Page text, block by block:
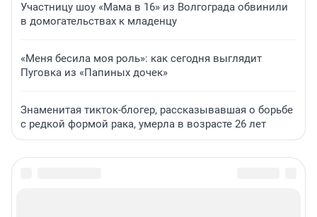
Участницу шоу «Мама в 16» из Волгограда обвинили
в домогательствах к младенцу
«Меня бесила моя роль»: как сегодня выглядит
Пуговка из «Папиных дочек»
Знаменитая тикток-блогер, рассказывавшая о борьбе
с редкой формой рака, умерла в возрасте 26 лет